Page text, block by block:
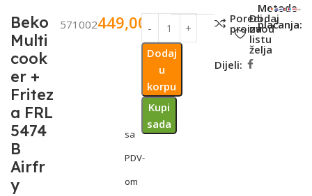
Beko
Multi
cook
er +
Fritez
a FRL
5474
B
Airfr
y
571002449,00 KM
sa
PDV-
om
Dodaj
u
korpu
Kupi
sada
Poredi
proizvod
Dodaj
na
listu
želja
Dijeli:
Metode
plaćanja: